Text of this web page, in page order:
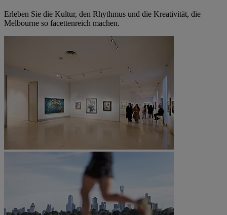
Erleben Sie die Kultur, den Rhythmus und die Kreativität, die
Melbourne so facettenreich machen.